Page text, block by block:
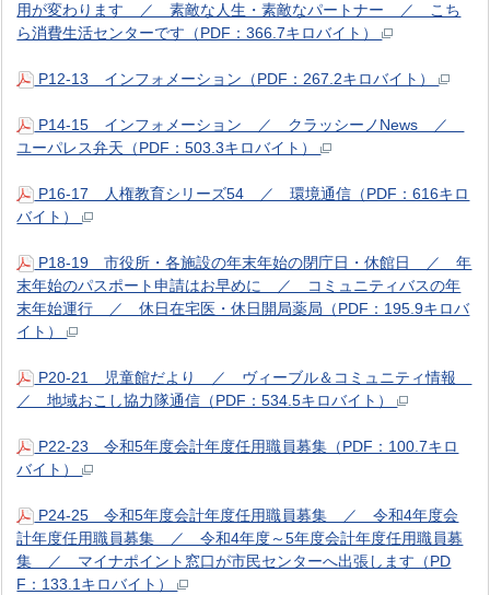
用が変わります ／ 素敵な人生・素敵なパートナー ／ こち
ら消費生活センターです（PDF：366.7キロバイト）
P12-13 インフォメーション（PDF：267.2キロバイト）
P14-15 インフォメーション ／ クラッシーノNews ／
ユーパレス弁天（PDF：503.3キロバイト）
P16-17 人権教育シリーズ54 ／ 環境通信（PDF：616キロ
バイト）
P18-19 市役所・各施設の年末年始の閉庁日・休館日 ／ 年
末年始のパスポート申請はお早めに ／ コミュニティバスの年
末年始運行 ／ 休日在宅医・休日開局薬局（PDF：195.9キロバ
イト）
P20-21 児童館だより ／ ヴィーブル＆コミュニティ情報
／ 地域おこし協力隊通信（PDF：534.5キロバイト）
P22-23 令和5年度会計年度任用職員募集（PDF：100.7キロ
バイト）
P24-25 令和5年度会計年度任用職員募集 ／ 令和4年度会
計年度任用職員募集 ／ 令和4年度～5年度会計年度任用職員募
集 ／ マイナポイント窓口が市民センターへ出張します（PD
F：133.1キロバイト）